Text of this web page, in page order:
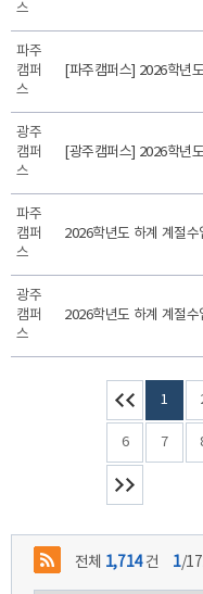
스
파주
캠퍼
스
광주
캠퍼
스
파주
캠퍼
스
2026학년도 하계 계절수
광주
캠퍼
스
2026학년도 하계 계절수
1
6 7
전체 1,714건 1/